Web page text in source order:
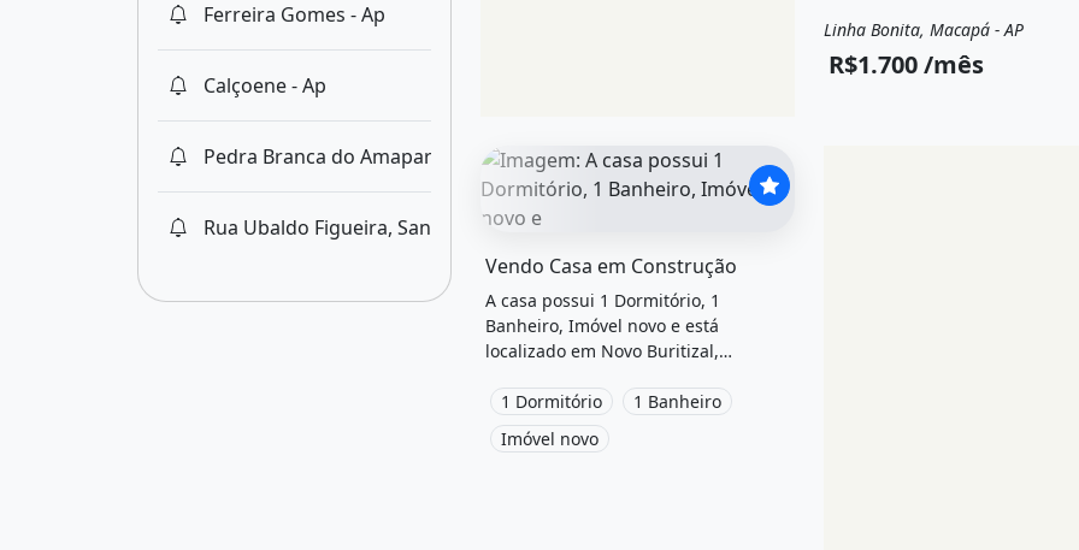
Ferreira Gomes - Ap
Calçoene - Ap
Pedra Branca do Amaparí - Ap
Rua Ubaldo Figueira, Santana - Ap
Aluguel Casa
Linha Bonita, Macapá - AP
R$1.700 /mês
O imóvel &quot;Vendo casa em construção&quot; possui 1
Vendo Casa em Construção
A casa possui 1 Dormitório, 1
Banheiro, Imóvel novo e está
localizado em Novo Buritizal,
1 Dormitório
1 Banheiro
Imóvel novo